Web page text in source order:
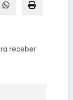
receber